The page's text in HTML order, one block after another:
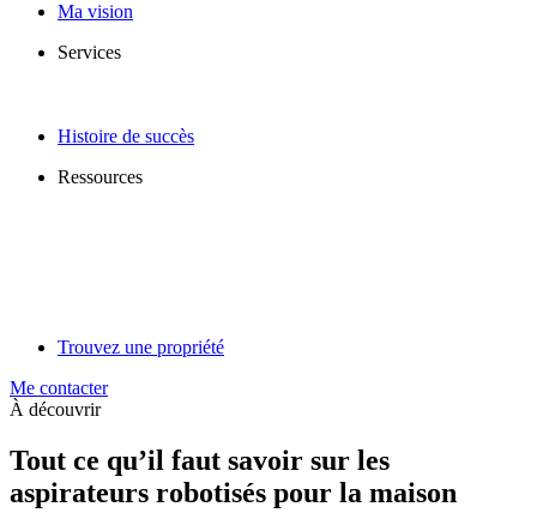
Ma vision
Services
Histoire de succès
Ressources
Trouvez une propriété
Me contacter
À découvrir
Tout ce qu’il faut savoir sur les
aspirateurs robotisés pour la maison